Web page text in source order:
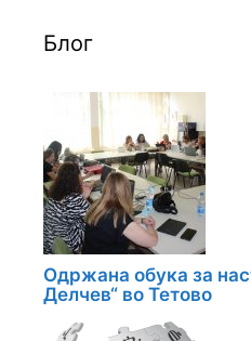
Блог
Одржана обука за
Делчев“ во Тетово